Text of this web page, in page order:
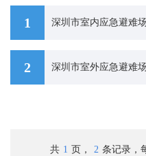
1
2
共 1 页， 2 条记录，